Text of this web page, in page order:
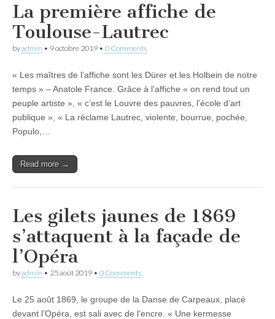
La première affiche de
Toulouse-Lautrec
byadmin • 9 octobre 2019 • 0 Comments
« Les maîtres de l’affiche sont les Dürer et les Holbein de notre
temps » – Anatole France. Grâce à l’affiche « on rend tout un
peuple artiste », « c’est le Louvre des pauvres, l’école d’art
publique », « La réclame Lautrec, violente, bourrue, pochée,
Populo,…
Read more →
Les gilets jaunes de 1869
s’attaquent à la façade de
l’Opéra
byadmin • 25 août 2019 • 0 Comments
Le 25 août 1869, le groupe de la Danse de Carpeaux, placé
devant l’Opéra, est sali avec de l’encre. « Une kermesse